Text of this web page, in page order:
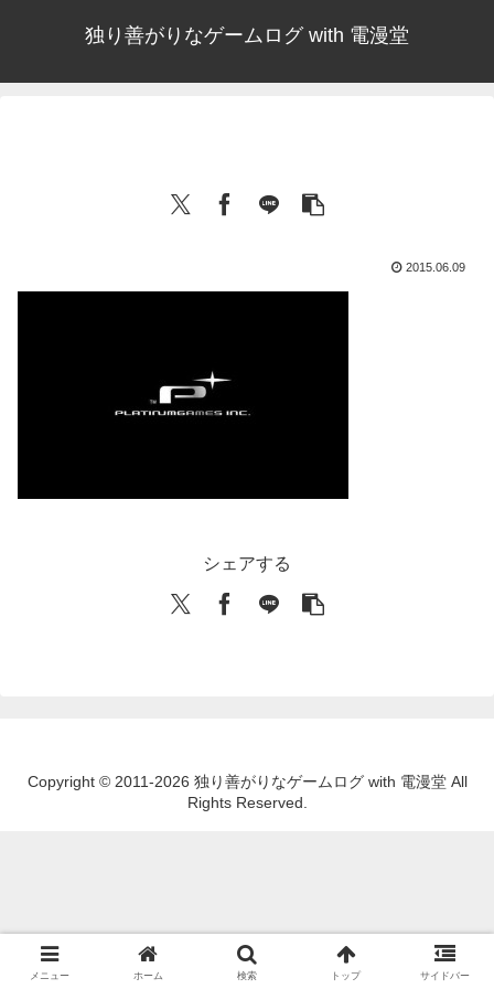
独り善がりなゲームログ with 電漫堂
2015.06.09
シェアする
Copyright © 2011-2026 独り善がりなゲームログ with 電漫堂 All
Rights Reserved.
メニュー ホーム 検索 トップ サイドバー